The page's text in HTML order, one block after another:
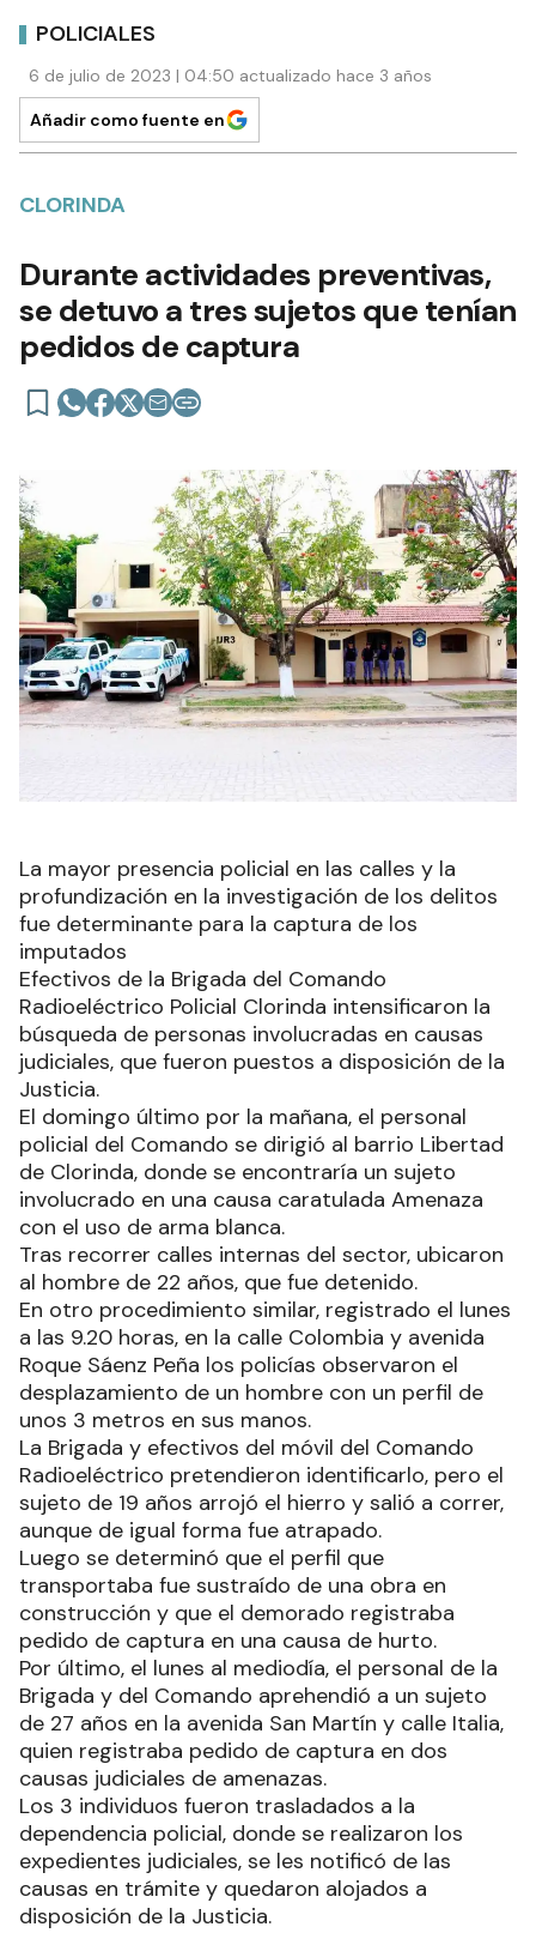
POLICIALES
6 de julio de 2023 | 04:50 actualizado hace 3 años
Añadir como fuente en
CLORINDA
Durante actividades preventivas,
se detuvo a tres sujetos que tenían
pedidos de captura
La mayor presencia policial en las calles y la
profundización en la investigación de los delitos
fue determinante para la captura de los
imputados
Efectivos de la Brigada del Comando
Radioeléctrico Policial Clorinda intensificaron la
búsqueda de personas involucradas en causas
judiciales, que fueron puestos a disposición de la
Justicia.
El domingo último por la mañana, el personal
policial del Comando se dirigió al barrio Libertad
de Clorinda, donde se encontraría un sujeto
involucrado en una causa caratulada Amenaza
con el uso de arma blanca.
Tras recorrer calles internas del sector, ubicaron
al hombre de 22 años, que fue detenido.
En otro procedimiento similar, registrado el lunes
a las 9.20 horas, en la calle Colombia y avenida
Roque Sáenz Peña los policías observaron el
desplazamiento de un hombre con un perfil de
unos 3 metros en sus manos.
La Brigada y efectivos del móvil del Comando
Radioeléctrico pretendieron identificarlo, pero el
sujeto de 19 años arrojó el hierro y salió a correr,
aunque de igual forma fue atrapado.
Luego se determinó que el perfil que
transportaba fue sustraído de una obra en
construcción y que el demorado registraba
pedido de captura en una causa de hurto.
Por último, el lunes al mediodía, el personal de la
Brigada y del Comando aprehendió a un sujeto
de 27 años en la avenida San Martín y calle Italia,
quien registraba pedido de captura en dos
causas judiciales de amenazas.
Los 3 individuos fueron trasladados a la
dependencia policial, donde se realizaron los
expedientes judiciales, se les notificó de las
causas en trámite y quedaron alojados a
disposición de la Justicia.